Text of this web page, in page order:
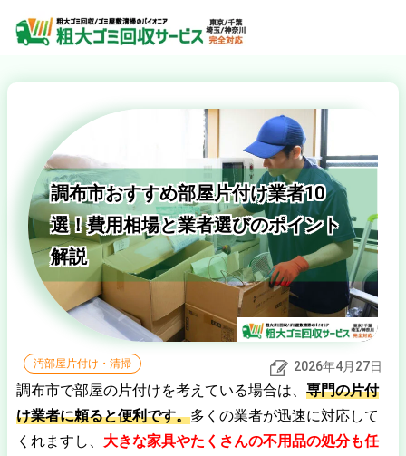
調布市おすすめ部屋片付け業者10
選！費用相場と業者選びのポイント
解説
汚部屋片付け・清掃 2026年4月27日
調布市で部屋の片付けを考えている場合は、 専門の片付
け業者に頼ると便利です。多くの業者が迅速に対応して
くれますし、 大きな家具やたくさんの不用品の処分も任